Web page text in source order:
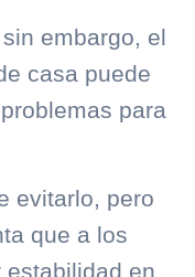
embargo, el
casa puede
para
evitarlo, pero
que a los
en